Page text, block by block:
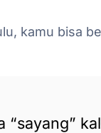
kamu bisa
“sayang”